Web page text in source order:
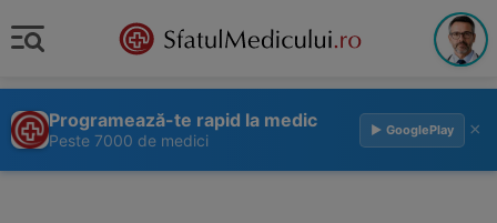
Programează-te rapid la medic
Peste 7000 de medici
▶ GooglePlay ×